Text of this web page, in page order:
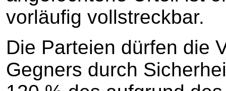
vorläufig vollstreckbar.
Die Parteien dürfen die
Gegners durch